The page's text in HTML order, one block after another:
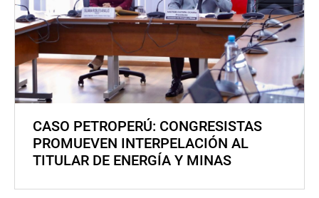
CASO PETROPERÚ: CONGRESISTAS
PROMUEVEN INTERPELACIÓN AL
TITULAR DE ENERGÍA Y MINAS